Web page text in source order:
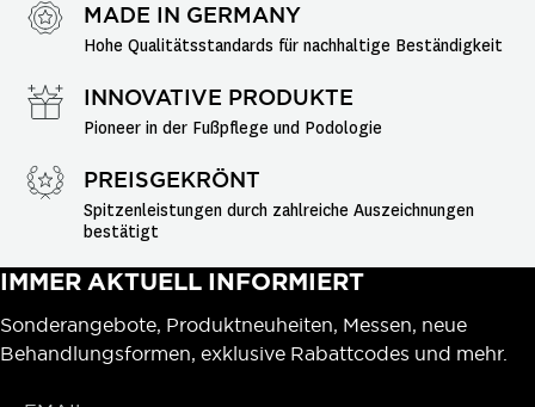
MADE IN GERMANY
Hohe Qualitätsstandards für nachhaltige Beständigkeit
INNOVATIVE PRODUKTE
Pioneer in der Fußpflege und Podologie
PREISGEKRÖNT
Spitzenleistungen durch zahlreiche Auszeichnungen
bestätigt
IMMER AKTUELL INFORMIERT
Sonderangebote, Produktneuheiten, Messen, neue
Behandlungsformen, exklusive Rabattcodes und mehr.